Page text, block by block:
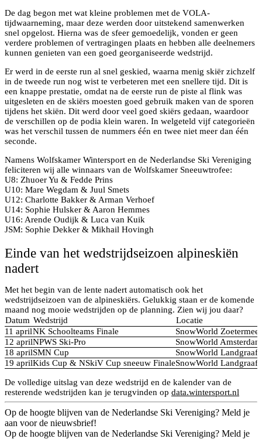
De dag begon met wat kleine problemen met de VOLA-
tijdwaarneming, maar deze werden door uitstekend samenwerken
snel opgelost. Hierna was de sfeer gemoedelijk, vonden er geen
verdere problemen of vertragingen plaats en hebben alle deelnemers
kunnen genieten van een goed georganiseerde wedstrijd.
Er werd in de eerste run al snel geskied, waarna menig skiër zichzelf
in de tweede run nog wist te verbeteren met een snellere tijd. Dit is
een knappe prestatie, omdat na de eerste run de piste al flink was
uitgesleten en de skiërs moesten goed gebruik maken van de sporen
tijdens het skiën. Dit werd door veel goed skiërs gedaan, waardoor
de verschillen op de podia klein waren. In welgeteld vijf categorieën
was het verschil tussen de nummers één en twee niet meer dan één
seconde.
Namens Wolfskamer Wintersport en de Nederlandse Ski Vereniging
feliciteren wij alle winnaars van de Wolfskamer Sneeuwtrofee:
U8: Zhuoer Yu & Fedde Prins
U10: Mare Wegdam & Juul Smets
U12: Charlotte Bakker & Arman Verhoef
U14: Sophie Hulsker & Aaron Hemmes
U16: Arende Oudijk & Luca van Kuik
JSM: Sophie Dekker & Mikhail Hovingh
Einde van het wedstrijdseizoen alpineskiën
nadert
Met het begin van de lente nadert automatisch ook het
wedstrijdseizoen van de alpineskiërs. Gelukkig staan er de komende
maand nog mooie wedstrijden op de planning. Zien wij jou daar?
Datum Wedstrijd
Locatie
11 aprilNK Schoolteams Finale
SnowWorld Zoetermeer
12 aprilNPWS Ski-Pro
SnowWorld Amsterdam
18 aprilSMN Cup
SnowWorld Landgraaf
19 aprilKids Cup & NSkiV Cup sneeuw FinaleSnowWorld Landgraaf
De volledige uitslag van deze wedstrijd en de kalender van de
resterende wedstrijden kan je terugvinden op data.wintersport.nl
Op de hoogte blijven van de Nederlandse Ski Vereniging? Meld je
aan voor de nieuwsbrief!
Op de hoogte blijven van de Nederlandse Ski Vereniging? Meld je